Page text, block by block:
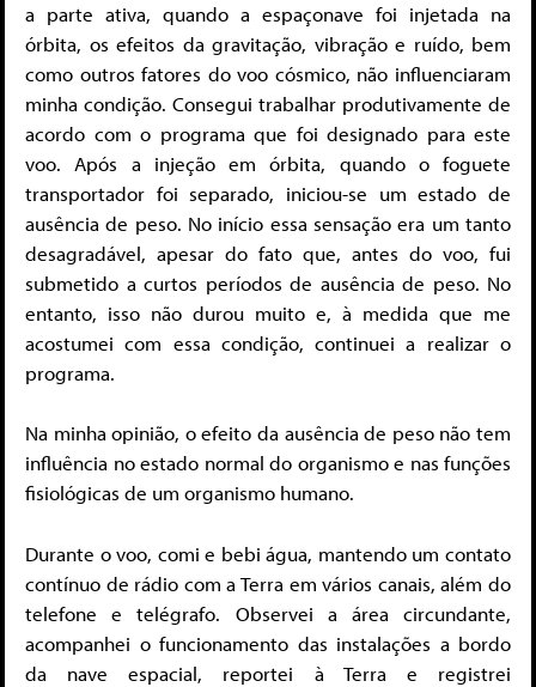
a parte ativa, quando a espaçonave foi injetada na
órbita, os efeitos da gravitação, vibração e ruído, bem
como outros fatores do voo cósmico, não influenciaram
minha condição. Consegui trabalhar produtivamente de
acordo com o programa que foi designado para este
voo. Após a injeção em órbita, quando o foguete
transportador foi separado, iniciou-se um estado de
ausência de peso. No início essa sensação era um tanto
desagradável, apesar do fato que, antes do voo, fui
submetido a curtos períodos de ausência de peso. No
entanto, isso não durou muito e, à medida que me
acostumei com essa condição, continuei a realizar o
programa.
Na minha opinião, o efeito da ausência de peso não tem
influência no estado normal do organismo e nas funções
fisiológicas de um organismo humano.
Durante o voo, comi e bebi água, mantendo um contato
contínuo de rádio com a Terra em vários canais, além do
telefone e telégrafo. Observei a área circundante,
acompanhei o funcionamento das instalações a bordo
da nave espacial, reportei à Terra e registrei